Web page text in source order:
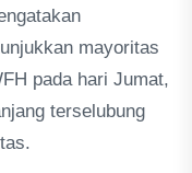
mayoritas
pada hari Jumat,
terselubung